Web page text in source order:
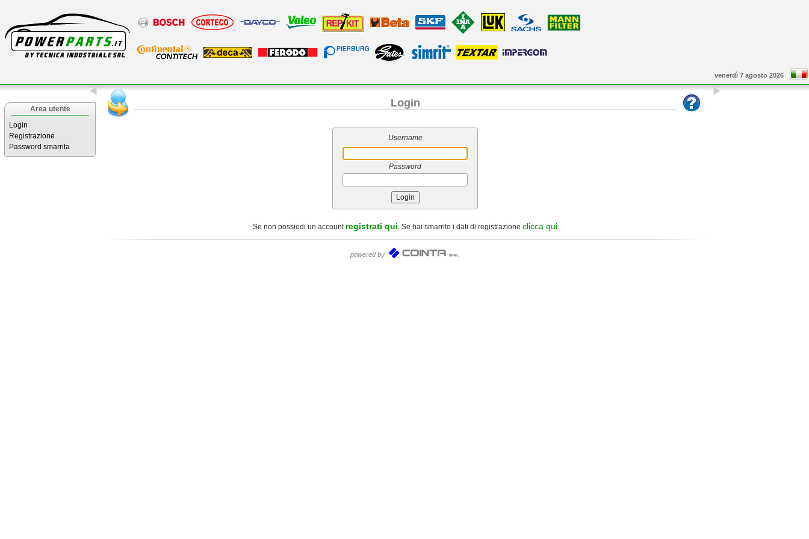
venerdì 7 agosto 2026
Area utente
Login
Registrazione
Password smarrita
Login
Username
Password
Se non possiedi un account registrati qui. Se hai smarrito i dati di registrazione clicca qui
powered by